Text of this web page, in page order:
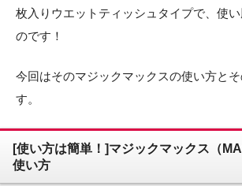
枚入りウエットティッシュタイプで、使
のです！
今回はそのマジックマックスの使い方と
す。
[使い方は簡単！]マジックマックス（
使い方